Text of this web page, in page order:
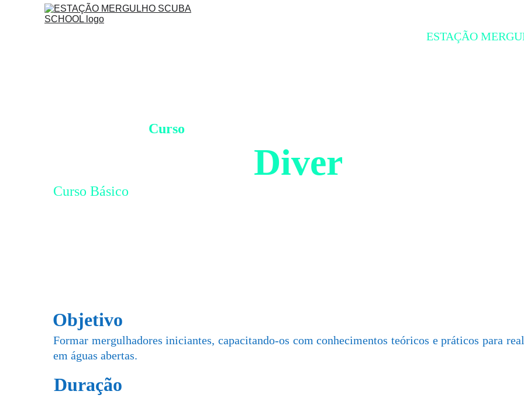
ESTAÇÃO
Curso
Diver
Curso Básico
Formar mergulhadores iniciantes, capacitando-os com conhecimentos teóricos e práticos para
em águas abertas.
Objetivo
Duração